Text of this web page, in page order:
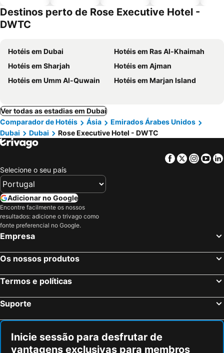
Destinos perto de Rose Executive Hotel -
DWTC
Hotéis em Dubai
Hotéis em Ras Al-Khaimah
Hotéis em Sharjah
Hotéis em Ajman
Hotéis em Umm Al-Quwain
Hotéis em Marjan Island
Ver todas as estadias em Dubai
Comparador de Hotéis
Ásia
Emirados Árabes Unidos
Dubai
Dubai Rose Executive Hotel - DWTC
Facebook
Twitter
Selecione o seu país
Adicionar no Google
Encontre facilmente os nossos
resultados: adicione o trivago como
fonte preferencial no Google.
Empresa
Os nossos produtos
Termos e políticas
Suporte
Inicie sessão para desfrutar de
vantagens exclusivas para membros